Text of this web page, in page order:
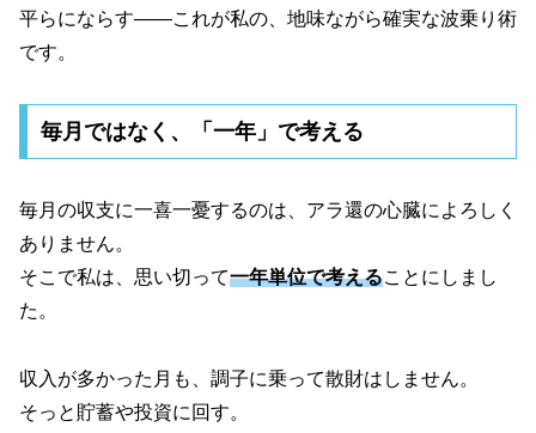
平らにならす――これが私の、地味ながら確実な波乗り術
です。
毎月ではなく、「一年」で考える
毎月の収支に一喜一憂するのは、アラ還の心臓によろしく
ありません。
そこで私は、思い切って一年単位で考えることにしまし
た。
収入が多かった月も、調子に乗って散財はしません。
そっと貯蓄や投資に回す。